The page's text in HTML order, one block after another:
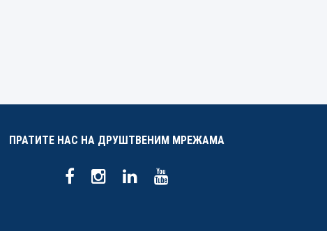
ПРАТИТЕ НАС НА ДРУШТВЕНИМ МРЕЖАМА